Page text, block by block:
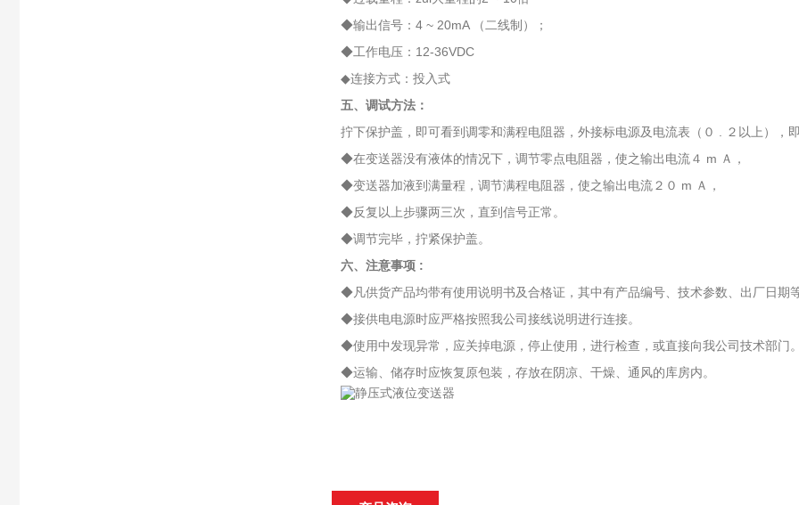
◆输出信号：4 ~ 20mA （二线制）；
◆工作电压：12-36VDC
◆连接方式：投入式
五、调试方法：
拧下保护盖，即可看到调零和满程电阻器，外接标电源及电流表（０ . ２以上），
◆在变送器没有液体的情况下，调节零点电阻器，使之输出电流４ m Ａ，
◆变送器加液到满量程，调节满程电阻器，使之输出电流２０ m Ａ，
◆反复以上步骤两三次，直到信号正常。
◆调节完毕，拧紧保护盖。
六、注意事项 :
◆凡供货产品均带有使用说明书及合格证，其中有产品编号、技术参数、出厂日期
◆接供电电源时应严格按照我公司接线说明进行连接。
◆使用中发现异常，应关掉电源，停止使用，进行检查，或直接向我公司技术部门。
◆运输、储存时应恢复原包装，存放在阴凉、干燥、通风的库房内。